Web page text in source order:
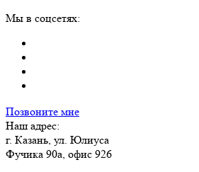
Мы в соцсетях:
Позвоните мне
Наш адрес:
г. Казань, ул. Юлиуса
Фучика 90а, офис 926